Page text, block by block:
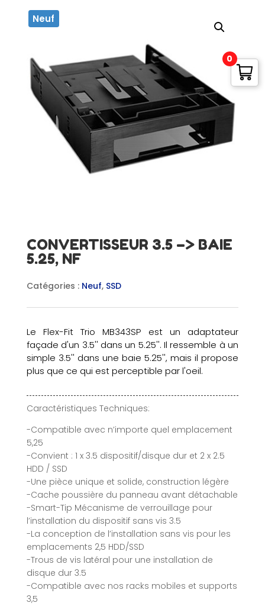
Neuf
CONVERTISSEUR 3.5 –> BAIE
5.25, NF
Catégories : Neuf, SSD
Le Flex-Fit Trio MB343SP est un adaptateur
façade d'un 3.5'' dans un 5.25''. Il ressemble à un
simple 3.5'' dans une baie 5.25'', mais il propose
plus que ce qui est perceptible par l'oeil.
Caractéristiques Techniques:
-Compatible avec n’importe quel emplacement
5,25
-Convient : 1 x 3.5 dispositif/disque dur et 2 x 2.5
HDD / SSD
-Une pièce unique et solide, construction légère
-Cache poussière du panneau avant détachable
-Smart-Tip Mécanisme de verrouillage pour
l’installation du dispositif sans vis 3.5
-La conception de l’installation sans vis pour les
emplacements 2,5 HDD/SSD
-Trous de vis latéral pour une installation de
disque dur 3.5
-Compatible avec nos racks mobiles et supports
3,5
0